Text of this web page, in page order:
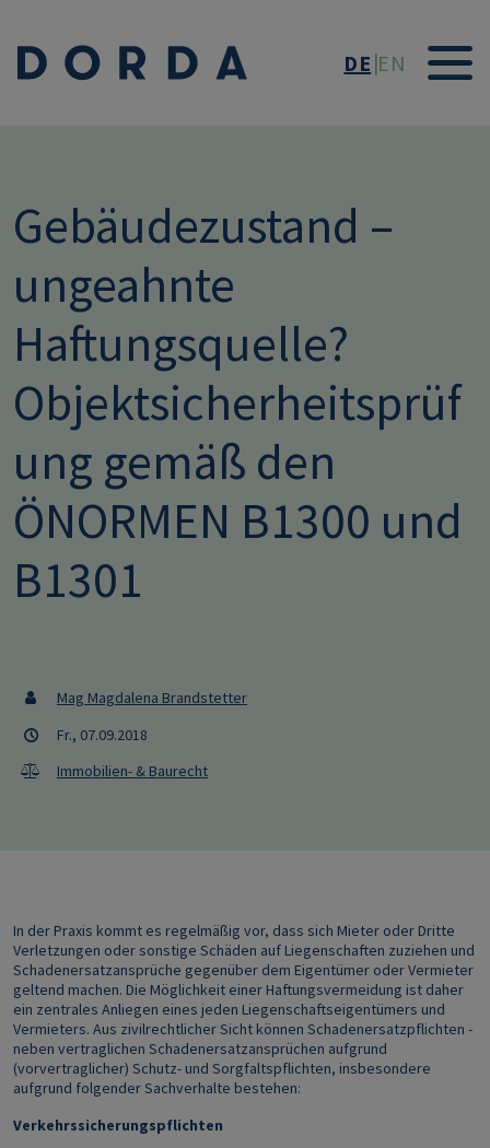
DE EN
Gebäudezustand –
ungeahnte
Haftungsquelle?
Objektsicherheitsprüf
ung gemäß den
ÖNORMEN B1300 und
B1301
Mag Magdalena Brandstetter
Fr., 07.09.2018
Immobilien- & Baurecht
In der Praxis kommt es regelmäßig vor, dass sich Mieter oder Dritte
Verletzungen oder sonstige Schäden auf Liegenschaften zuziehen und
Schadenersatzansprüche gegenüber dem Eigentümer oder Vermieter
geltend machen. Die Möglichkeit einer Haftungsvermeidung ist daher
ein zentrales Anliegen eines jeden Liegenschaftseigentümers und
Vermieters. Aus zivilrechtlicher Sicht können Schadenersatzpflichten -
neben vertraglichen Schadenersatzansprüchen aufgrund
(vorvertraglicher) Schutz- und Sorgfaltspflichten, insbesondere
aufgrund folgender Sachverhalte bestehen:
Verkehrssicherungspflichten